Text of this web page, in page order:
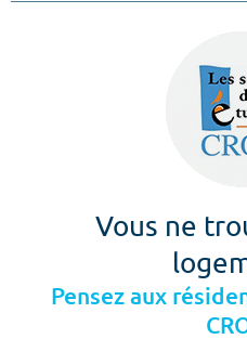
Vous ne
Pensez aux